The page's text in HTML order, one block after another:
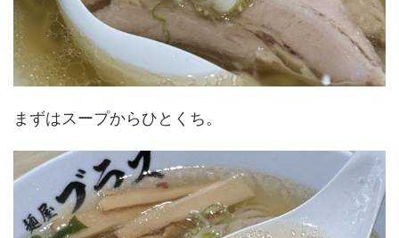
まずはスープからひとくち。